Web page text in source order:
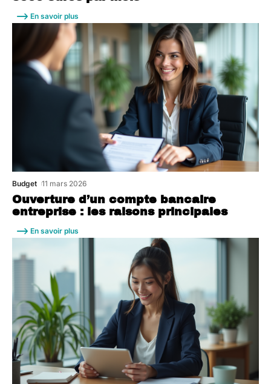
En savoir plus
Ouverture d’un compte bancaire
entreprise : les raisons principales
Budget 11 mars 2026
En savoir plus